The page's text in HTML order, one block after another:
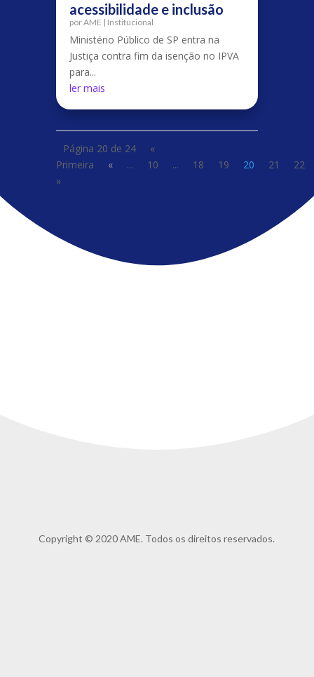
acessibilidade e inclusão
porAME | Institucional
Ministério Público de SP entra na
Justiça contra fim da isenção no IPVA
para...
ler mais
Página 20 de 24
«
Primeira
« ... 10 ... 18 19 20 21
22
»
Copyright © 2020 AME. Todos os direitos reservados.